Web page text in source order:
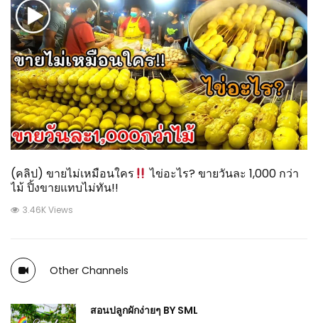
(คลิป) ขายไม่เหมือนใคร
ไข่อะไร? ขายวันละ 1,000 กว่า
ไม้ ปิ้งขายแทบไม่ทัน!!
3.46K Views
Other Channels
สอนปลูกผักง่ายๆ BY SML